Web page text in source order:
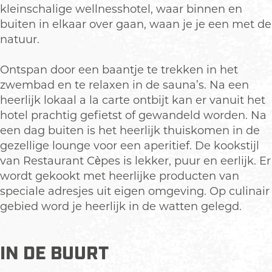
r
e
n
e
r
g
r
b
e
r
g
o
p
u
m
e
t
v
e
r
g
r
o
t
f
b
kleinschalige wellnesshotel, waar binnen en
buiten in elkaar over gaan, waan je je een met de
natuur.
Ontspan door een baantje te trekken in het
zwembad en te relaxen in de sauna’s. Na een
heerlijk lokaal a la carte ontbijt kan er vanuit het
hotel prachtig gefietst of gewandeld worden. Na
een dag buiten is het heerlijk thuiskomen in de
gezellige lounge voor een aperitief. De kookstijl
van Restaurant Cèpes is lekker, puur en eerlijk. Er
wordt gekookt met heerlijke producten van
speciale adresjes uit eigen omgeving. Op culinair
gebied word je heerlijk in de watten gelegd.
IN DE BUURT